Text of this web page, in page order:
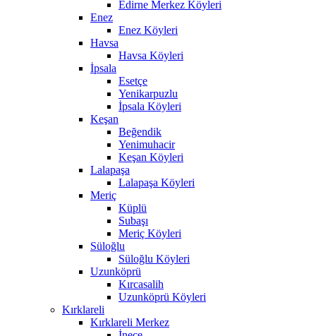
Edirne Merkez Köyleri
Enez
Enez Köyleri
Havsa
Havsa Köyleri
İpsala
Esetçe
Yenikarpuzlu
İpsala Köyleri
Keşan
Beğendik
Yenimuhacir
Keşan Köyleri
Lalapaşa
Lalapaşa Köyleri
Meriç
Küplü
Subaşı
Meriç Köyleri
Süloğlu
Süloğlu Köyleri
Uzunköprü
Kırcasalih
Uzunköprü Köyleri
Kırklareli
Kırklareli Merkez